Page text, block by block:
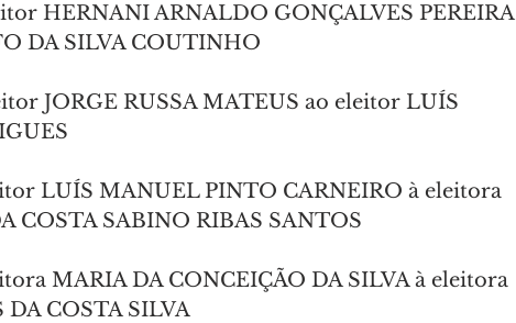
HERNANI ARNALDO GONÇALVES PEREIRA
DA SILVA COUTINHO
JORGE RUSSA MATEUS ao eleitor LUÍS
LUÍS MANUEL PINTO CARNEIRO à eleitora
COSTA SABINO RIBAS SANTOS
MARIA DA CONCEIÇÃO DA SILVA à eleitora
DA COSTA SILVA